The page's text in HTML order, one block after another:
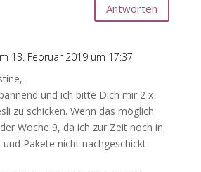
Antworten
13. Februar 2019 um 17:37
und ich bitte Dich mir 2 x
zu schicken. Wenn das möglich
Woche 9, da ich zur Zeit noch in
und Pakete nicht nachgeschickt